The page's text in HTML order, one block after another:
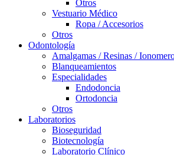
Otros
Vestuario Médico
Ropa / Accesorios
Otros
Odontología
Amalgamas / Resinas /
Blanqueamientos
Especialidades
Endodoncia
Ortodoncia
Otros
Laboratorios
Bioseguridad
Biotecnología
Laboratorio Clínico